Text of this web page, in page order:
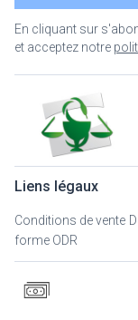
En cliquant sur
et acceptez notre
Liens légaux
Conditions de vente
forme ODR